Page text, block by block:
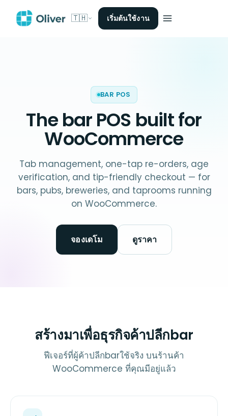
🇹🇭 เริ่มต้นใช้งาน
BAR POS
Thebar POS built for
WooCommerce
Tab management, one-tap re-orders, age
verification, and tip-friendly checkout — for
bars, pubs, breweries, and taprooms running
on WooCommerce.
จองเดโม ดูราคา
สร้างมาเพื่อธุรกิจค้าปลีกbar
ฟีเจอร์ที่ผู้ค้าปลีกbarใช้จริง บนร้านค้า
WooCommerce ที่คุณมีอยู่แล้ว